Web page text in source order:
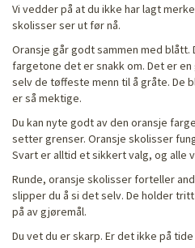
Vi vedder på at du ikke har lagt
skolisser ser ut før nå.
Oransje går godt sammen med blått.
fargetone det er snakk om. Det er
selv de tøffeste menn til å gråte. De
er så mektige.
Du kan nyte godt av den oransje
setter grenser. Oransje skolisser
Svart er alltid et sikkert valg, og alle
Runde, oransje skolisser forteller
slipper du å si det selv. De holder
på av gjøremål.
Du vet du er skarp. Er det ikke på